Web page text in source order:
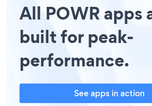
All POWR apps
built for peak-
performance.
See apps in action